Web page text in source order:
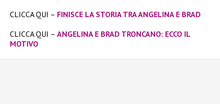
CLICCA QUI – FINISCE LA STORIA TRA ANGELINA E BRAD
CLICCA QUI – ANGELINA E BRAD TRONCANO: ECCO IL
MOTIVO